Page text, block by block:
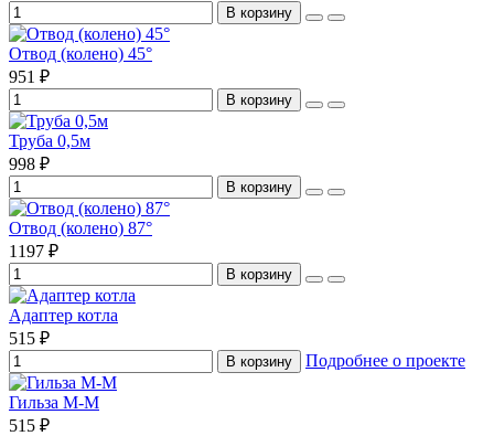
В корзину
Отвод (колено) 45°
951 ₽
В корзину
Труба 0,5м
998 ₽
В корзину
Отвод (колено) 87°
1197 ₽
В корзину
Адаптер котла
515 ₽
В корзину Подробнее о проекте
Гильза М-М
515 ₽